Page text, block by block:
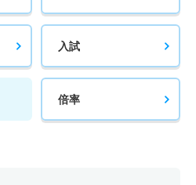
入試
倍率